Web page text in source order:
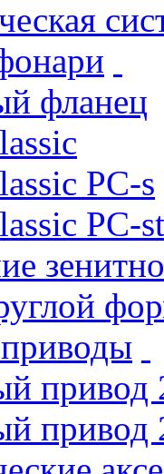
фланец
PC-s
PC-st
привод
привод